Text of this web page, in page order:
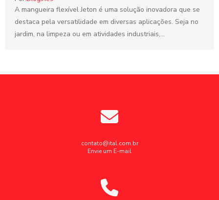
A mangueira flexível Jeton é uma solução inovadora que se
destaca pela versatilidade em diversas aplicações. Seja no
jardim, na limpeza ou em atividades industriais,...
contato@ital.com.br
Envie um E-mail